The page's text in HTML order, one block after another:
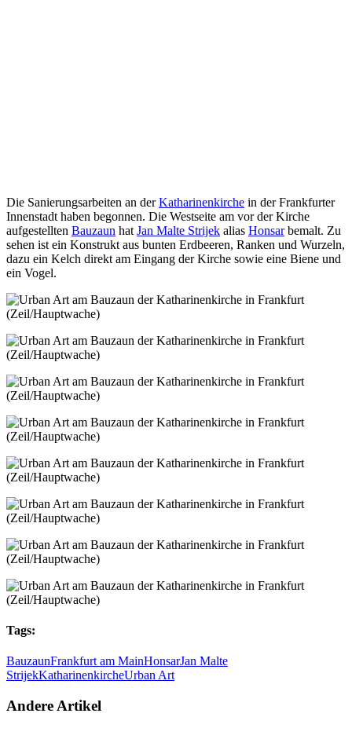
Die Sanierungsarbeiten an derKatharinenkirche in der Frankfurter
Innenstadt haben begonnen. Die Westseite am vor der Kirche
aufgestellten Bauzaun hat Jan Malte Strijek alias Honsarbemalt. Zu
sehen ist ein Konstrukt aus bunten Erdbeeren, Ranken und Wurzeln,
dazu ein Kelch direkt am Eingang der Kirche sowie eine Biene und
ein Vogel.
Tags:
BauzaunFrankfurt am MainHonsarJan Malte
StrijekKatharinenkircheUrban Art
Andere Artikel